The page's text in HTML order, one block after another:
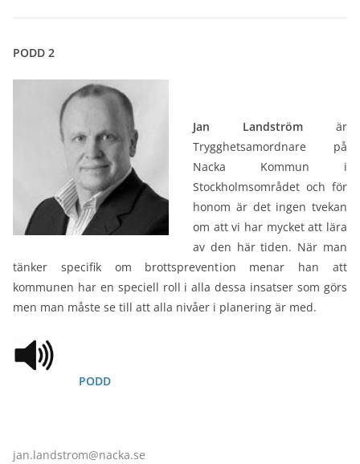
PODD 2
Jan Landström är
Trygghetsamordnare på
Nacka Kommun i
Stockholmsområdet och för
honom är det ingen tvekan
om att vi har mycket att lära
av den här tiden. När man
tänker specifik om brottsprevention menar han att
kommunen har en speciell roll i alla dessa insatser som görs
men man måste se till att alla nivåer i planering är med.
PODD
jan.landstrom@nacka.se